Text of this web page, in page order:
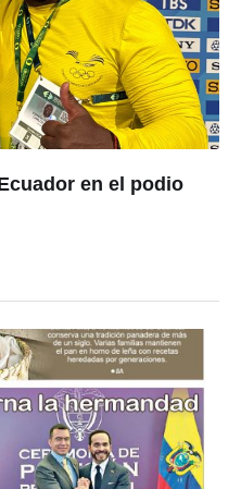
en el podio